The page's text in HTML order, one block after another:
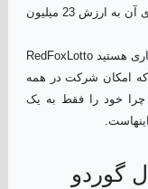
عنوان مثال در حال نوشتن این مطلب جک پاتهای آن به ارزش 23 میلیون
حال اگر شما یکی از طرفداران پر و پا قرص لاتاری هستید RedFoxLotto
که امکان شرکت در همه
خود را فقط به یک
گوردو